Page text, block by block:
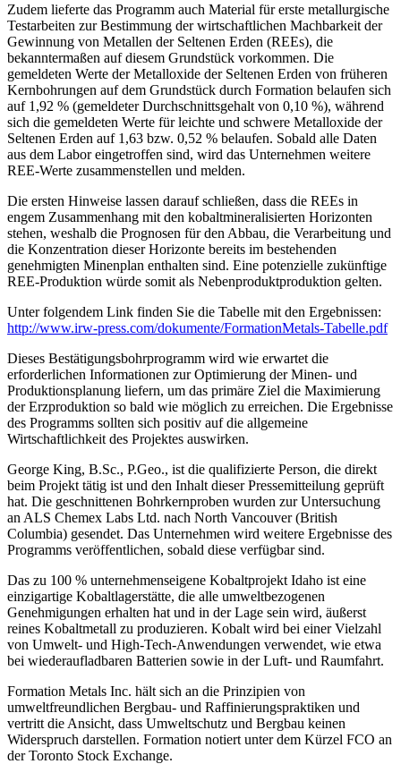
Zudem lieferte das Programm auch Material für erste metallurgische
Testarbeiten zur Bestimmung der wirtschaftlichen Machbarkeit der
Gewinnung von Metallen der Seltenen Erden (REEs), die
bekanntermaßen auf diesem Grundstück vorkommen. Die
gemeldeten Werte der Metalloxide der Seltenen Erden von früheren
Kernbohrungen auf dem Grundstück durch Formation belaufen sich
auf 1,92 % (gemeldeter Durchschnittsgehalt von 0,10 %), während
sich die gemeldeten Werte für leichte und schwere Metalloxide der
Seltenen Erden auf 1,63 bzw. 0,52 % belaufen. Sobald alle Daten
aus dem Labor eingetroffen sind, wird das Unternehmen weitere
REE-Werte zusammenstellen und melden.
Die ersten Hinweise lassen darauf schließen, dass die REEs in
engem Zusammenhang mit den kobaltmineralisierten Horizonten
stehen, weshalb die Prognosen für den Abbau, die Verarbeitung und
die Konzentration dieser Horizonte bereits im bestehenden
genehmigten Minenplan enthalten sind. Eine potenzielle zukünftige
REE-Produktion würde somit als Nebenproduktproduktion gelten.
Unter folgendem Link finden Sie die Tabelle mit den Ergebnissen:
http://www.irw-press.com/dokumente/FormationMetals-Tabelle.pdf
Dieses Bestätigungsbohrprogramm wird wie erwartet die
erforderlichen Informationen zur Optimierung der Minen- und
Produktionsplanung liefern, um das primäre Ziel die Maximierung
der Erzproduktion so bald wie möglich zu erreichen. Die Ergebnisse
des Programms sollten sich positiv auf die allgemeine
Wirtschaftlichkeit des Projektes auswirken.
George King, B.Sc., P.Geo., ist die qualifizierte Person, die direkt
beim Projekt tätig ist und den Inhalt dieser Pressemitteilung geprüft
hat. Die geschnittenen Bohrkernproben wurden zur Untersuchung
an ALS Chemex Labs Ltd. nach North Vancouver (British
Columbia) gesendet. Das Unternehmen wird weitere Ergebnisse des
Programms veröffentlichen, sobald diese verfügbar sind.
Das zu 100 % unternehmenseigene Kobaltprojekt Idaho ist eine
einzigartige Kobaltlagerstätte, die alle umweltbezogenen
Genehmigungen erhalten hat und in der Lage sein wird, äußerst
reines Kobaltmetall zu produzieren. Kobalt wird bei einer Vielzahl
von Umwelt- und High-Tech-Anwendungen verwendet, wie etwa
bei wiederaufladbaren Batterien sowie in der Luft- und Raumfahrt.
Formation Metals Inc. hält sich an die Prinzipien von
umweltfreundlichen Bergbau- und Raffinierungspraktiken und
vertritt die Ansicht, dass Umweltschutz und Bergbau keinen
Widerspruch darstellen. Formation notiert unter dem Kürzel FCO an
der Toronto Stock Exchange.